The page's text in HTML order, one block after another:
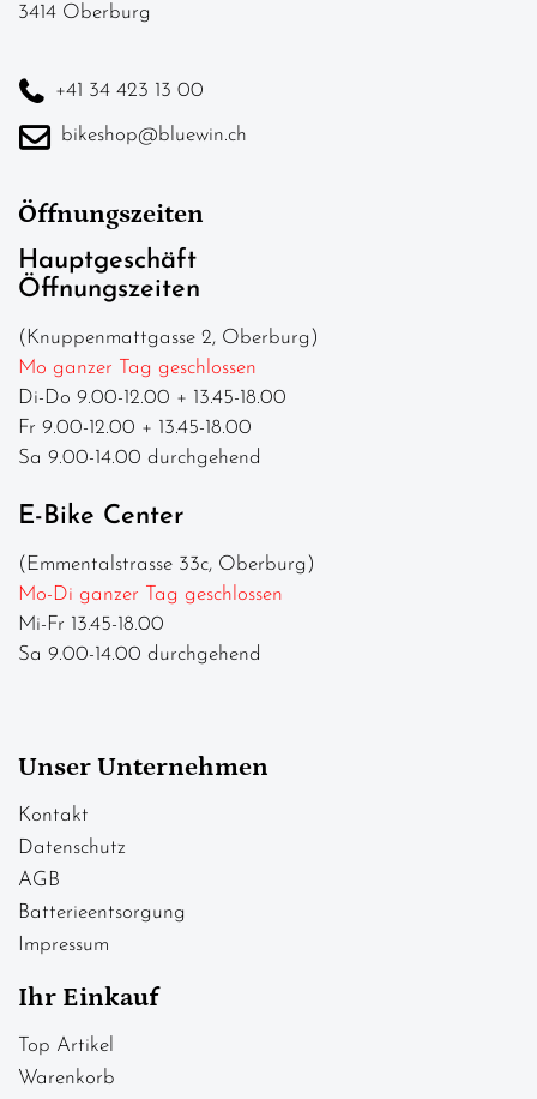
3414 Oberburg
+41 34 423 13 00
bikeshop@bluewin.ch
Öffnungszeiten
Hauptgeschäft
Öffnungszeiten
(Knuppenmattgasse 2, Oberburg)
Mo ganzer Tag geschlossen
Di-Do 9.00-12.00 + 13.45-18.00
Fr 9.00-12.00 + 13.45-18.00
Sa 9.00-14.00 durchgehend
E-Bike Center
(Emmentalstrasse 33c, Oberburg)
Mo-Di ganzer Tag geschlossen
Mi-Fr 13.45-18.00
Sa 9.00-14.00 durchgehend
Unser Unternehmen
Kontakt
Datenschutz
AGB
Batterieentsorgung
Impressum
Ihr Einkauf
Top Artikel
Warenkorb